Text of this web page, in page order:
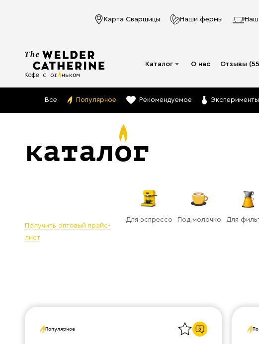
Карта Сварщицы Наши фермы
Каталог
Под молочко
Для фильтра
Капсулы
О нас Отзывы
Все Популярное Рекомендуемое Эксперименты
каталог
Получить оптовый прайс-
лист
Для эспрессо Под молочко Для
Популярное 3